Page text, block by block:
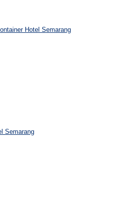
Hotel Semarang
Semarang